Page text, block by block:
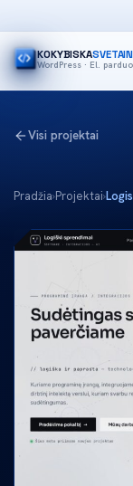
KOKYBISKA
WordPress · El.
Visi projektai
Pradžia›Projektai›